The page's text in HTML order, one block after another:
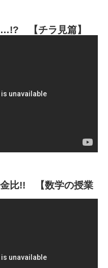
【チラ見篇】
金比!! 【数学の授業